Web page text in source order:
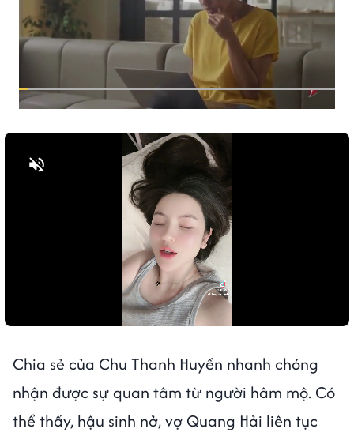
Chia sẻ của Chu Thanh Huyền nhanh chóng
nhận được sự quan tâm từ người hâm mộ. Có
thể thấy, hậu sinh nở, vợ Quang Hải liên tục